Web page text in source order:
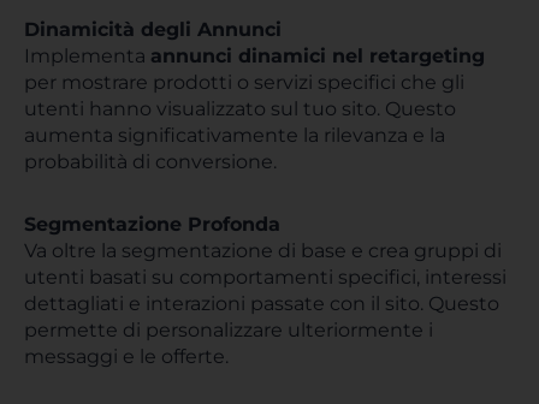
Dinamicità degli Annunci
Implementa annunci dinamici nel retargeting
per mostrare prodotti o servizi specifici che gli
utenti hanno visualizzato sul tuo sito. Questo
aumenta significativamente la rilevanza e la
probabilità di conversione.
Segmentazione Profonda
Va oltre la segmentazione di base e crea gruppi di
utenti basati su comportamenti specifici, interessi
dettagliati e interazioni passate con il sito. Questo
permette di personalizzare ulteriormente i
messaggi e le offerte.